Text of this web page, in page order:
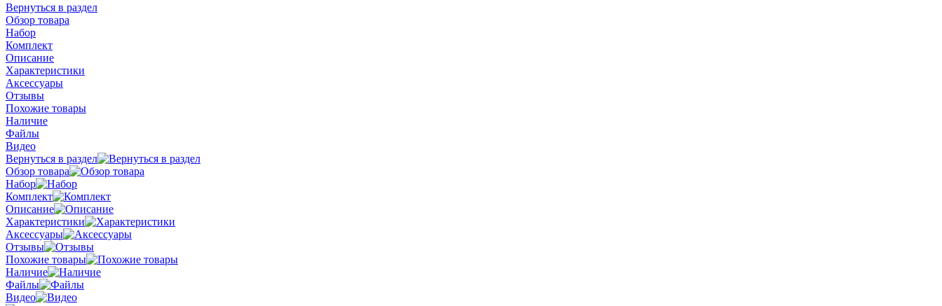
Вернуться в раздел
Обзор товара
Набор
Комплект
Описание
Характеристики
Аксессуары
Отзывы
Похожие товары
Наличие
Файлы
Видео
Вернуться в раздел
Обзор товара
Набор
Комплект
Описание
Характеристики
Аксессуары
Отзывы
Похожие товары
Наличие
Файлы
Видео